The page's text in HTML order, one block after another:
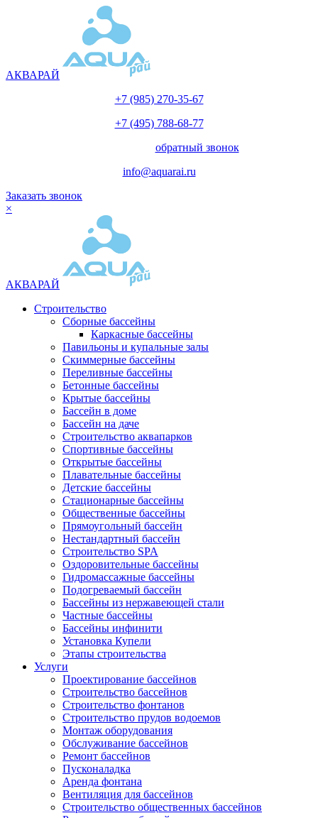
АКВАРАЙ
+7 (985) 270-35-67
+7 (495) 788-68-77
обратный звонок
info@aquarai.ru
Заказать звонок
×
АКВАРАЙ
Строительство
Сборные бассейны
Каркасные бассейны
Павильоны и купальные залы
Скиммерные бассейны
Переливные бассейны
Бетонные бассейны
Крытые бассейны
Бассейн в доме
Бассейн на даче
Строительство аквапарков
Спортивные бассейны
Открытые бассейны
Плавательные бассейны
Детские бассейны
Стационарные бассейны
Общественные бассейны
Прямоугольный бассейн
Нестандартный бассейн
Строительство SPA
Оздоровительные бассейны
Гидромассажные бассейны
Подогреваемый бассейн
Бассейны из нержавеющей стали
Частные бассейны
Бассейны инфинити
Установка Купели
Этапы строительства
Услуги
Проектирование бассейнов
Строительство бассейнов
Строительство фонтанов
Строительство прудов водоемов
Монтаж оборудования
Обслуживание бассейнов
Ремонт бассейнов
Пусконаладка
Аренда фонтана
Вентиляция для бассейнов
Строительство общественных бассейнов